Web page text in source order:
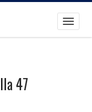
Toggle
47